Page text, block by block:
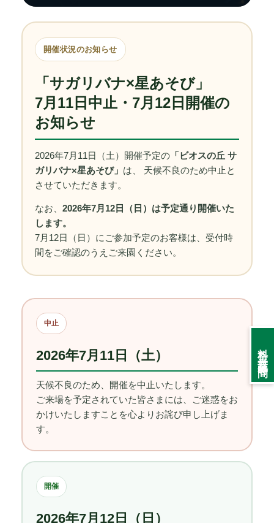
料金・営業時間
開催状況のお知らせ
「サガリバナ×星あそび」
7月11日中止・7月12日開催の
お知らせ
2026年7月11日（土）開催予定の 「ビオスの丘 サ
ガリバナ×星あそび」 は、 天候不良のため中止と
させていただきます。
なお、 2026年7月12日（日）は予定通り開催いた
します。
7月12日（日）にご参加予定のお客様は、受付時
間をご確認のうえご来園ください。
中止
2026年7月11日（土）
天候不良のため、開催を中止いたします。
ご来場を予定されていた皆さまには、ご迷惑をお
かけいたしますことを心よりお詫び申し上げま
す。
開催
2026年7月12日（日）